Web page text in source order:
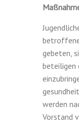
gebeten,
beteiligen
werden
Vorstand